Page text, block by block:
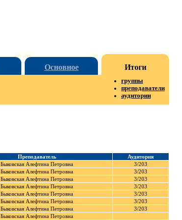
Основное Итоги
группы
преподаватели
аудитории
Преподаватель
Аудитория
Быковская Алефтина Петровна
3/203
Быковская Алефтина Петровна
3/203
Быковская Алефтина Петровна
3/203
Быковская Алефтина Петровна
3/203
Быковская Алефтина Петровна
3/203
Быковская Алефтина Петровна
3/203
Быковская Алефтина Петровна
3/203
Быковская Алефтина Петровна